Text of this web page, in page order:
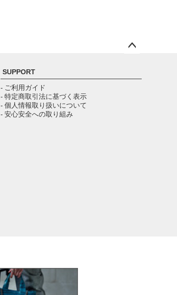
ップ
SUPPORT
- ご利用ガイド
- 特定商取引法に基づく表示
- 個人情報取り扱いについて
- 安心安全への取り組み